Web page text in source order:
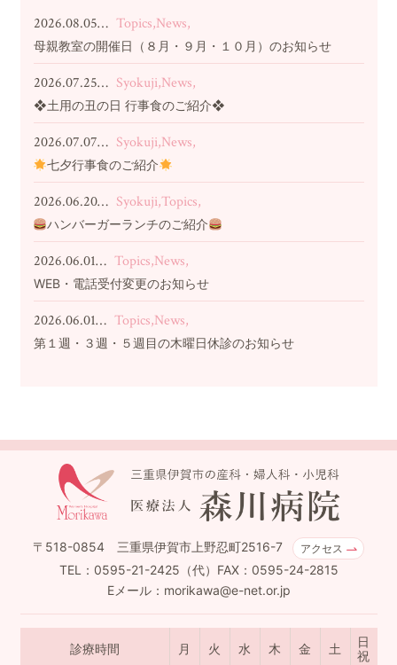
2026.08.05… Topics,News,
母親教室の開催日（８月・９月・１０月）のお知らせ
2026.07.25… Syokuji,News,
❖土用の丑の日 行事食のご紹介❖
2026.07.07… Syokuji,News,
七夕行事食のご紹介
2026.06.20… Syokuji,Topics,
ハンバーガーランチのご紹介
2026.06.01… Topics,News,
WEB・電話受付変更のお知らせ
2026.06.01… Topics,News,
第１週・３週・５週目の木曜日休診のお知らせ
〒518-0854 三重県伊賀市上野忍町2516-7 アクセス
TEL：0595-21-2425（代）FAX：0595-24-2815
Eメール：morikawa@e-net.or.jp
診療時間 月 火 水 木 金 土
日
祝